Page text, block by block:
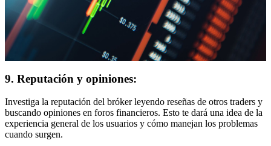
9. Reputación y opiniones:
Investiga la reputación del bróker leyendo reseñas de otros traders y
buscando opiniones en foros financieros. Esto te dará una idea de la
experiencia general de los usuarios y cómo manejan los problemas
cuando surgen.